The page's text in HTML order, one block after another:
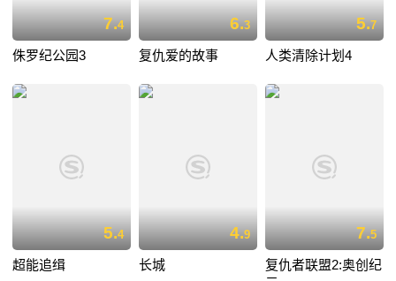
7.4
侏罗纪公园3
6.3
复仇爱的故事
5.7
人类清除计划4
5.4
超能追缉
4.9
长城
7.5
复仇者联盟2:奥创纪